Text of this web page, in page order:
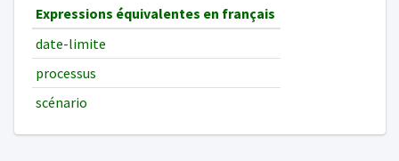
Expressions équivalentes en français
date-limite
processus
scénario